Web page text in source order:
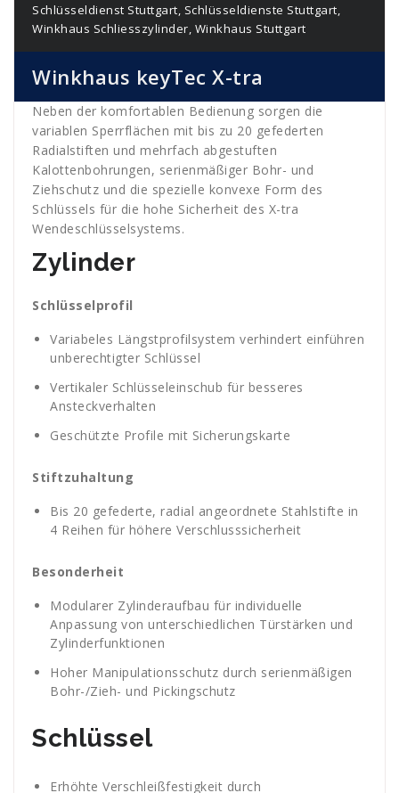
Schlüsseldienst Stuttgart, Schlüsseldienste Stuttgart,
Winkhaus Schliesszylinder, Winkhaus Stuttgart
Winkhaus keyTec X-tra
Neben der komfortablen Bedienung sorgen die
variablen Sperrflächen mit bis zu 20 gefederten
Radialstiften und mehrfach abgestuften
Kalottenbohrungen, serienmäßiger Bohr- und
Ziehschutz und die spezielle konvexe Form des
Schlüssels für die hohe Sicherheit des X-tra
Wendeschlüsselsystems.
Zylinder
Schlüsselprofil
Variabeles Längstprofilsystem verhindert einführen
unberechtigter Schlüssel
Vertikaler Schlüsseleinschub für besseres
Ansteckverhalten
Geschützte Profile mit Sicherungskarte
Stiftzuhaltung
Bis 20 gefederte, radial angeordnete Stahlstifte in
4 Reihen für höhere Verschlusssicherheit
Besonderheit
Modularer Zylinderaufbau für individuelle
Anpassung von unterschiedlichen Türstärken und
Zylinderfunktionen
Hoher Manipulationsschutz durch serienmäßigen
Bohr-/Zieh- und Pickingschutz
Schlüssel
Erhöhte Verschleißfestigkeit durch